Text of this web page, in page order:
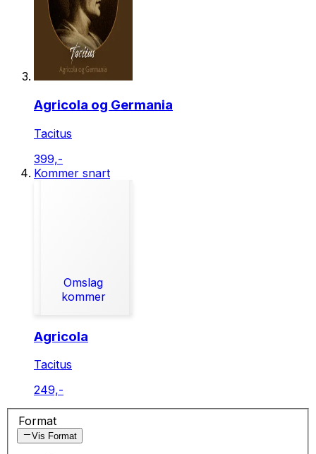
Agricola og Germania
Tacitus
399,-
Kommer snart
Omslag
kommer
Agricola
Tacitus
249,-
Format
Vis Format